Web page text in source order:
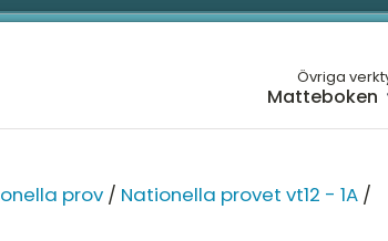
Övriga
Matteboken
prov / Nationella provet vt12 - 1A /